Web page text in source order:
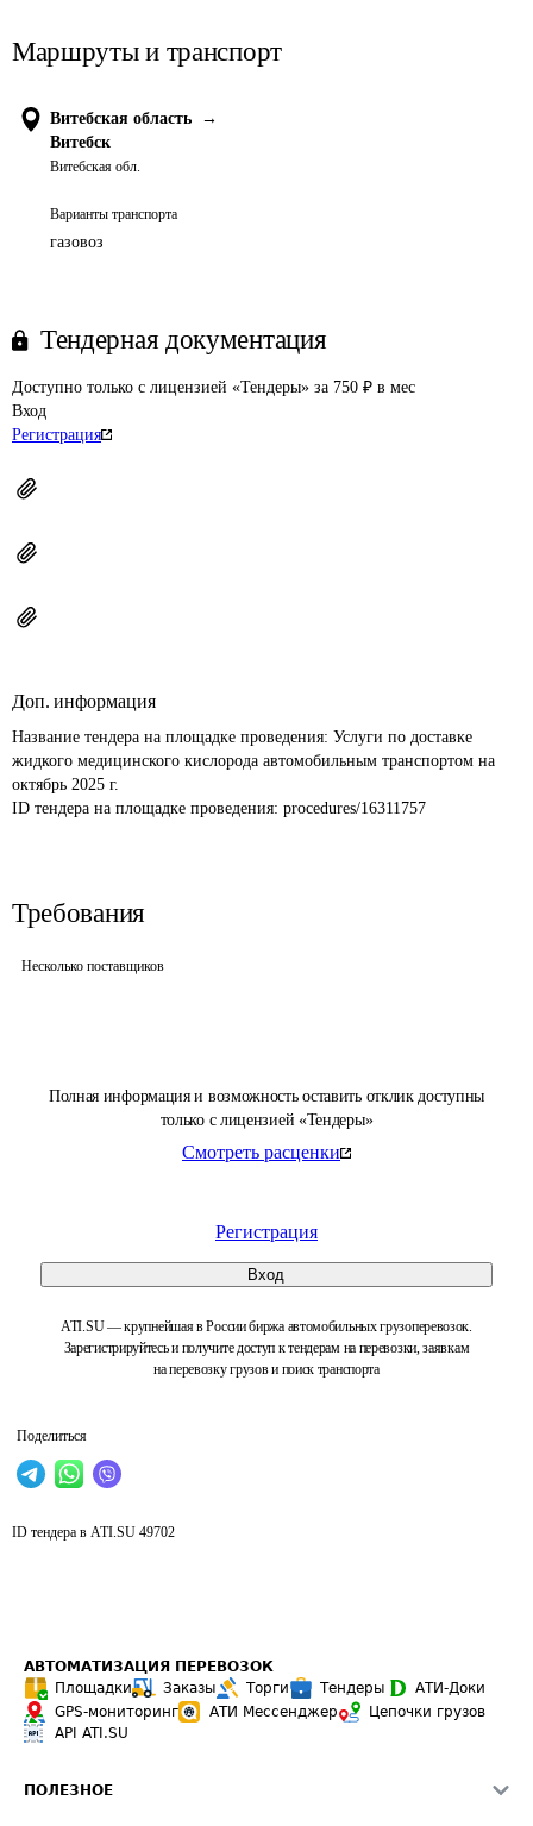
Полная информация и возможность оставить отклик доступны
только с лицензией «Тендеры»
Смотреть расценки
Регистрация
Вход
ATI.SU — крупнейшая в России биржа автомобильных грузоперевозок.
Зарегистрируйтесь и получите доступ к тендерам на перевозки, заявкам
на перевозку грузов и поиск транспорта
Поделиться
Маршруты и транспорт
Витебская область
→
Витебск
Витебская обл.
Варианты транспорта
газовоз
Тендерная документация
Доступно только с лицензией «Тендеры» за 750 ₽ в мес
Вход
Регистрация
Доп. информация
Название тендера на площадке проведения: Услуги по доставке
жидкого медицинского кислорода автомобильным транспортом на
октябрь 2025 г.
ID тендера на площадке проведения: procedures/16311757
Требования
Несколько поставщиков
ID тендера в ATI.SU 49702
АВТОМАТИЗАЦИЯ ПЕРЕВОЗОК
Площадки
Заказы Торги Тендеры
АТИ-Доки
GPS-мониторинг
АТИ Мессенджер
Цепочки грузов
API ATI.SU
ПОЛЕЗНОЕ